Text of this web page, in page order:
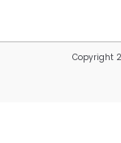
Copyright